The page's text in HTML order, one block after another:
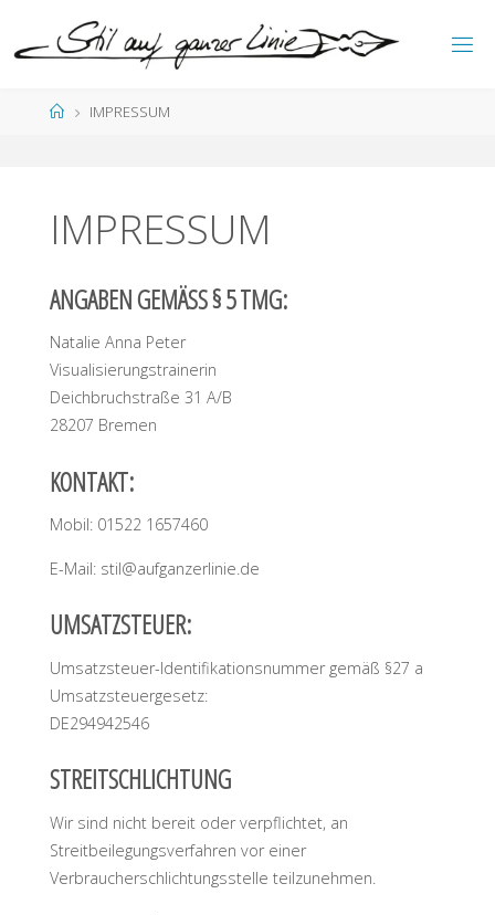
StartIMPRESSUM
IMPRESSUM
ANGABEN GEMÄSS § 5 TMG:
Natalie Anna Peter
Visualisierungstrainerin
Deichbruchstraße 31 A/B
28207 Bremen
KONTAKT:
Mobil: 01522 1657460
E-Mail: stil@aufganzerlinie.de
UMSATZSTEUER:
Umsatzsteuer-Identifikationsnummer gemäß §27 a
Umsatzsteuergesetz:
DE294942546
STREITSCHLICHTUNG
Wir sind nicht bereit oder verpflichtet, an
Streitbeilegungsverfahren vor einer
Verbraucherschlichtungsstelle teilzunehmen.